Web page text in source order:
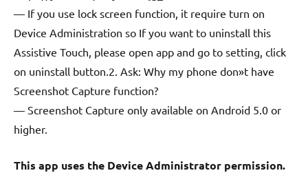
— If you use lock screen function, it require turn on
Device Administration so If you want to uninstall this
Assistive Touch, please open app and go to setting, click
on uninstall button.2. Ask: Why my phone don»t have
Screenshot Capture function?
— Screenshot Capture only available on Android 5.0 or
higher.
This app uses the Device Administrator permission.